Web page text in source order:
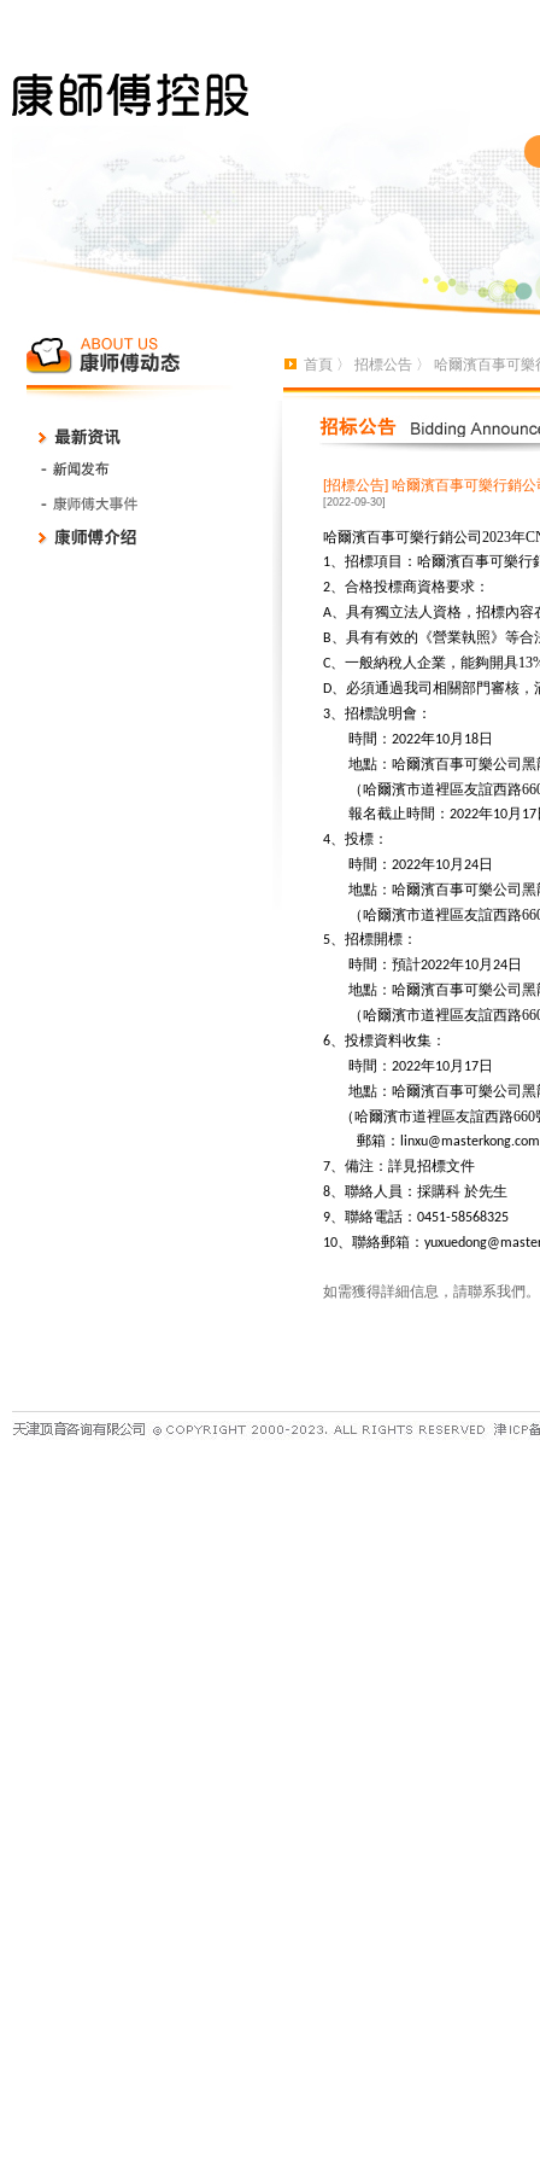
首頁 〉 招標公告 〉 哈爾濱百事可
[招標公告] 哈爾濱百事可樂行銷
[2022-09-30]
哈爾濱百事可樂行銷公司 2023年
1、招標項目：哈爾濱百事可樂行
2、合格投標商資格要求：
A、具有獨立法人資格，招標內
B、具有有效的《營業執照》等
C、一般納稅人企業，能夠開具
D、必須通過我司相關部門審核
3、招標說明會：
時間： 2022年10月 18日
地點：哈爾濱百事可樂公司
（哈爾濱市道裡區友誼西路
報名截止時間： 2022年10月 17
4、投標：
時間： 2022年10月 24日
地點：哈爾濱百事可樂公司
（哈爾濱市道裡區友誼西路
5、招標開標：
時間：預計2022年10月 24日
地點：哈爾濱百事可樂公司
（哈爾濱市道裡區友誼西路
6、投標資料收集：
時間： 2022年10月 17日
地點：哈爾濱百事可樂公司
（哈爾濱市道裡區友誼西路660
郵箱：
7、備注：詳見招標文件
8、聯絡人員：採購科 於先生
9、聯絡電話： 0451-58568325
10、聯絡郵箱：
如需獲得詳細信息，請聯系我們。